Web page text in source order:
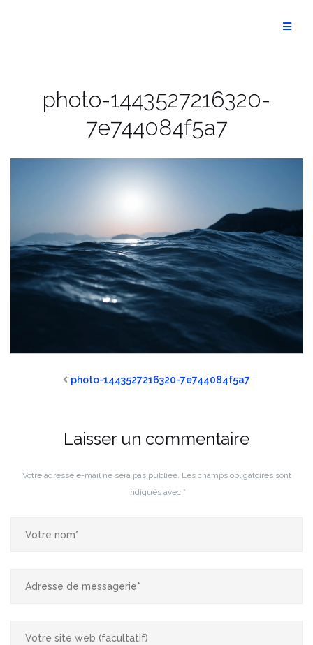
photo-1443527216320-
7e744084f5a7
photo-1443527216320-7e744084f5a7
Laisser un commentaire
Votre adresse e-mail ne sera pas publiée. Les champs obligatoires sont
indiqués avec *